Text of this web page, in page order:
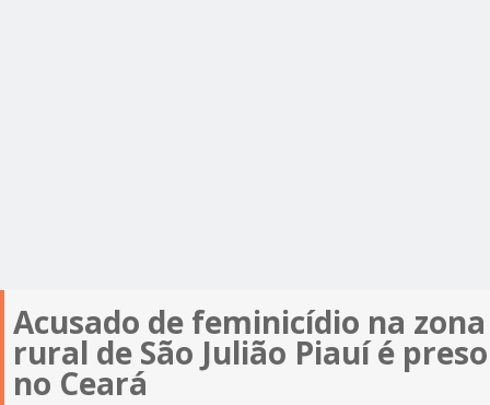
Acusado de feminicídio na zona
rural de São Julião Piauí é preso
no Ceará